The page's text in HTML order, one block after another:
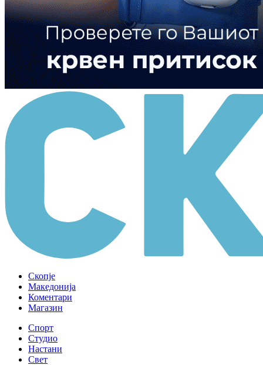
Скопје
Македонија
Коментари
Магазин
Спорт
Студио
Настани
Свет